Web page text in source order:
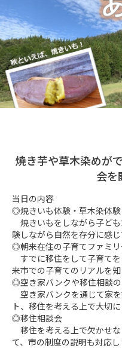
焼き芋や草木染めが
会を
当日の内容
◎焼きいも体験・草木染体験
焼きいもをしながら子ど
験しながら自然を存分に感じ
◎朝来在住の子育てファミ
すでに移住をして子育て
来市での子育てのリアルを知
◎空き家バンクや移住相談
空き家バンクを通じて家
ト、移住を考える上で大切
◎移住相談会
移住を考える上で欠かせ
て、市の制度の説明も対応し